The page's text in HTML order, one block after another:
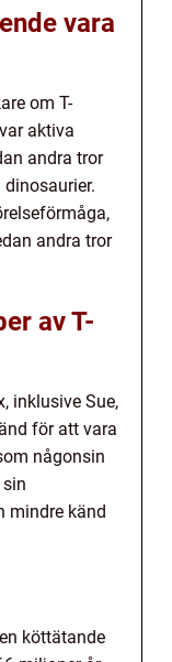
vara
om T-
aktiva
andra tror
andra tror
av T-
inklusive Sue,
för att vara
någonsin
mindre känd
köttätande